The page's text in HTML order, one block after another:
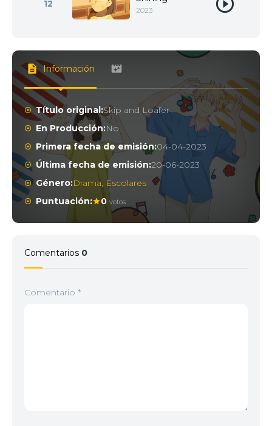
12
2023
Información
Título original:Skip and Loafer
En Producción:No
Primera fecha de emisión:04-04-2023
Última fecha de emisión:20-06-2023
Género:Drama, Escolares
Puntuación:
0 votos
Comentarios 0
Comentario *